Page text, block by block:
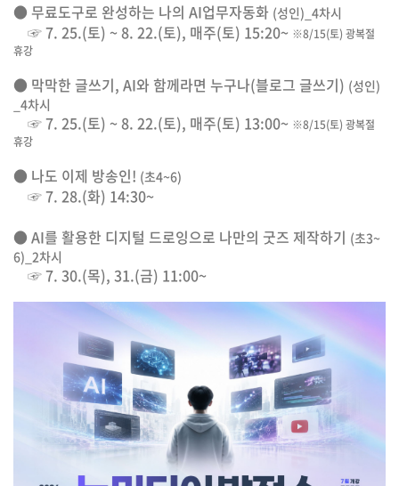
● 무료도구로 완성하는 나의 AI업무자동화 (성인)_4차시
☞ 7. 25.(토) ~ 8. 22.(토), 매주(토) 15:20~ ※8/15(토) 광복절
휴강
● 막막한 글쓰기, AI와 함께라면 누구나(블로그 글쓰기) (성인)
_4차시
☞ 7. 25.(토) ~ 8. 22.(토), 매주(토) 13:00~ ※8/15(토) 광복절
휴강
● 나도 이제 방송인! (초4~6)
☞ 7. 28.(화) 14:30~
● AI를 활용한 디지털 드로잉으로 나만의 굿즈 제작하기 (초3~
6)_2차시
☞ 7. 30.(목), 31.(금) 11:00~